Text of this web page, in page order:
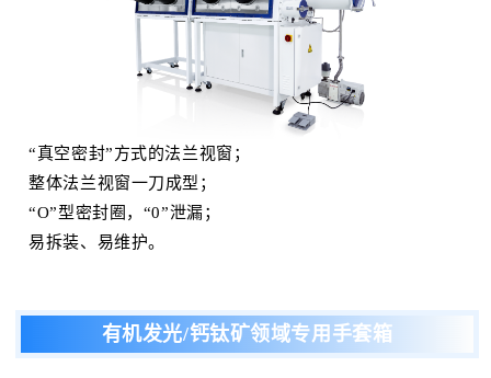
“真空密封”方式的法兰视窗；
整体法兰视窗一刀成型；
“O”型密封圈，“0”泄漏；
易拆装、易维护。
有机发光/钙钛矿领域专用 手套箱